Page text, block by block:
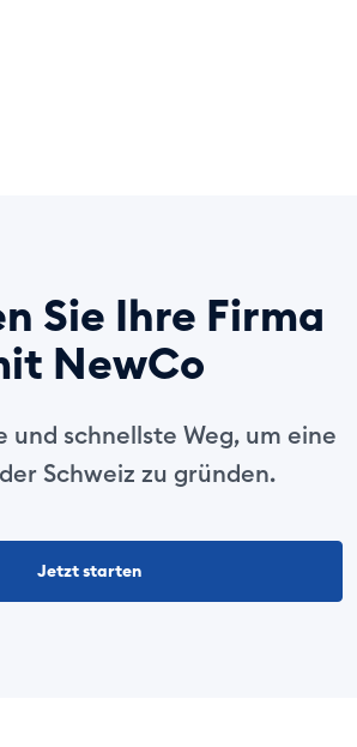
Sie Ihre Firma
NewCo
und schnellste Weg, um eine
Schweiz zu gründen.
Jetzt starten